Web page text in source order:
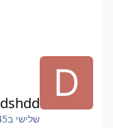
dshdd
שלישי ב12:45